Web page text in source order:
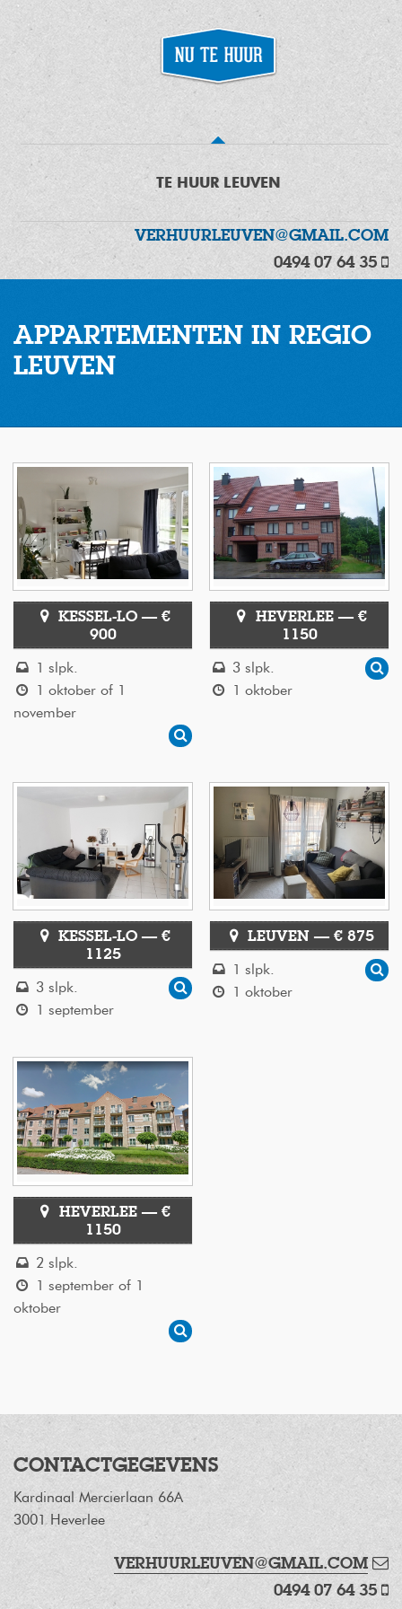
TE HUUR LEUVEN
VERHUURLEUVEN@GMAIL.COM
0494 07 64 35
APPARTEMENTEN IN REGIO
LEUVEN
KESSEL-LO — €
900
1 slpk.
1 oktober of 1
november
HEVERLEE — €
1150
3 slpk.
1 oktober
KESSEL-LO — €
1125
3 slpk.
1 september
LEUVEN — € 875
1 slpk.
1 oktober
HEVERLEE — €
1150
2 slpk.
1 september of 1
oktober
CONTACTGEGEVENS
Kardinaal Mercierlaan 66A
3001 Heverlee
VERHUURLEUVEN@GMAIL.COM
0494 07 64 35